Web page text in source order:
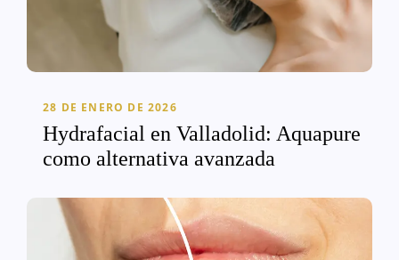
28 DE ENERO DE 2026
Hydrafacial en Valladolid: Aquapure
como alternativa avanzada